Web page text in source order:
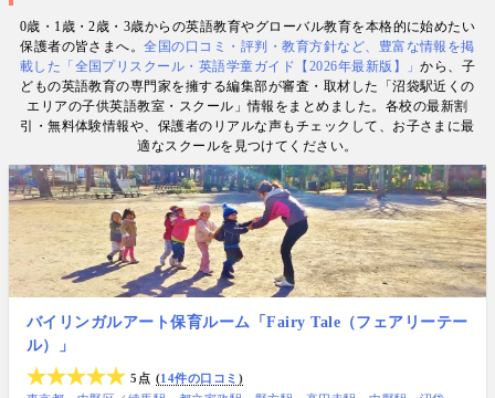
で子育て中のワーキングママなど多様な専門家が多
数. 日経・AERA with kids・AERA・NewsPicks等の
情報提供・寄稿・監修実績も豊富な“世界と子どもの
未来をつなぐ情報ハブ”です。
0歳・1歳・2歳・3歳からの英語教育やグローバル教育を本格的に始めたい
保護者の皆さまへ。全国の口コミ・評判・教育方針など、豊富な情報を掲
載した「全国プリスクール・英語学童ガイド【2026年最新版】」から、子
どもの英語教育の専門家を擁する編集部が審査・取材した「沼袋駅近くの
エリアの子供英語教室・スクール」情報をまとめました。各校の最新割
引・無料体験情報や、保護者のリアルな声もチェックして、お子さまに最
適なスクールを見つけてください。
バイリンガルアート保育ルーム「Fairy Tale（フェアリーテー
ル）」
5点
14件の口コミ